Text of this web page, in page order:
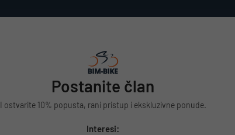
Postanite član
I ostvarite 10% popusta, rani pristup i ekskluzivne ponude.
Interesi: